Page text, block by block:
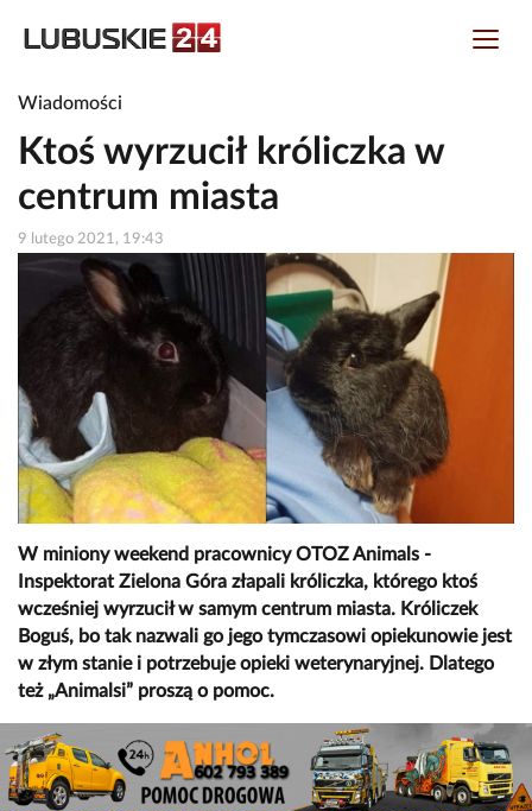
Wiadomości
Ktoś wyrzucił króliczka w
centrum miasta
9 lutego 2021, 19:43
W miniony weekend pracownicy OTOZ Animals -
Inspektorat Zielona Góra złapali króliczka, którego ktoś
wcześniej wyrzucił w samym centrum miasta. Króliczek
Boguś, bo tak nazwali go jego tymczasowi opiekunowie jest
w złym stanie i potrzebuje opieki weterynaryjnej. Dlatego
też „Animalsi” proszą o pomoc.